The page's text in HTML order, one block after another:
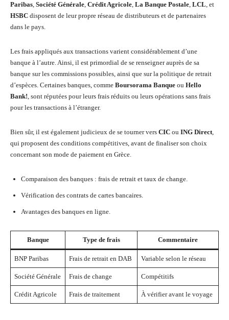
Paribas, Société Générale, Crédit Agricole, La Banque Postale, LCL, et
HSBC disposent de leur propre réseau de distributeurs et de partenaires
dans le pays.
Les frais appliqués aux transactions varient considérablement d’une
banque à l’autre. Ainsi, il est primordial de se renseigner auprès de sa
banque sur les commissions possibles, ainsi que sur la politique de retrait
d’espèces. Certaines banques, comme Boursorama Banque ou Hello
Bank!, sont réputées pour leurs frais réduits ou leurs opérations sans frais
pour les transactions à l’étranger.
Bien sûr, il est également judicieux de se tourner vers CIC ou ING Direct,
qui proposent des conditions compétitives, avant de finaliser son choix
concernant son mode de paiement en Grèce.
Comparaison des banques : frais de retrait et taux de change.
Vérification des contrats de cartes bancaires.
Avantages des banques en ligne.
Banque Type de frais Commentaire
BNP Paribas Frais de retrait en DAB Variable selon le réseau
Société Générale Frais de change Compétitifs
Crédit Agricole Frais de traitement À vérifier avant le voyage